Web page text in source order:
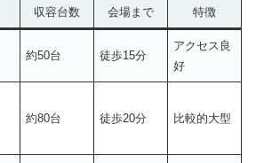
収容台数 会場まで 特徴
約50台 徒歩15分
アクセス良
好
約80台 徒歩20分 比較的大型